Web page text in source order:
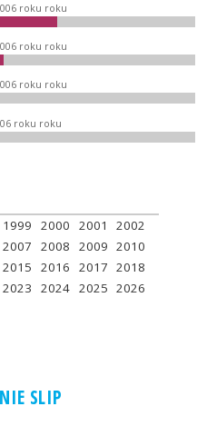
roku roku
roku roku
roku roku
roku roku
1999 2000 2001
2002
2007 2008 2009 2010
2015 2016 2017 2018
2023 2024 2025 2026
SLIP